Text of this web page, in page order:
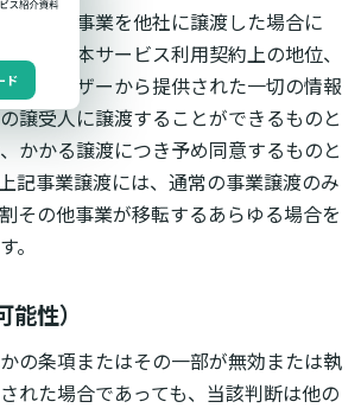
に係る事業を他社に譲渡した場合に
に伴い本サービス利用契約上の地位、
びにユーザーから提供された一切の情報
譲受人に譲渡することができるものと
かかる譲渡につき予め同意するものと
記事業譲渡には、通常の事業譲渡のみ
その他事業が移転するあらゆる場合を
。
性）
の条項またはその一部が無効または執
れた場合であっても、当該判断は他の
ド